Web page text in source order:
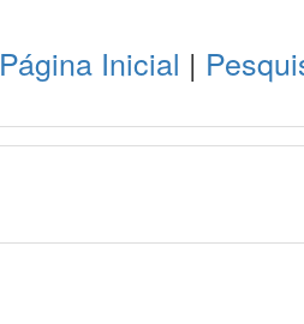
Página Inicial |